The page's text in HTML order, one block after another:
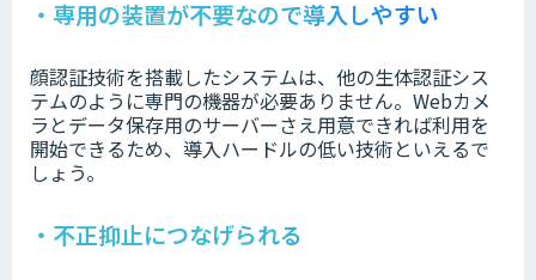
・専用の装置が不要なので導入しやすい
顔認証技術を搭載したシステムは、他の生体認証シス
テムのように専門の機器が必要ありません。Webカメ
ラとデータ保存用のサーバーさえ用意できれば利用を
開始できるため、導入ハードルの低い技術といえるで
しょう。
・不正抑止につなげられる